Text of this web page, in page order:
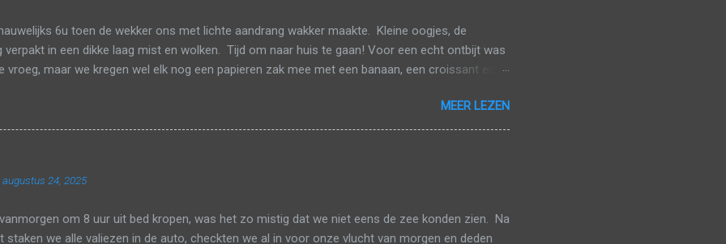
6u toen de wekker ons met lichte aandrang wakker maakte. Kleine oogjes, de
verpakt in een dikke laag mist en wolken. Tijd om naar huis te gaan! Voor een echt ontbijt was
vroeg, maar we kregen wel elk nog een papieren zak mee met een banaan, een croissant en
mee te pikken. Een laatste tankbeurt, de huurauto inleveren en dan gaan aanschuiven. De
bestaat uit één enkele terminal en er was één rij om aan te schuiven. Toen we van onze
waren verlost, gingen we nog magneten en een breiboek kopen en daarna geraakten we redelijk
veiligheidscontrole. Het zicht was gelukkig goed genoeg om op het geplande uur te
Nu ja, we hadden wel meer dan tijd genoeg in Parijs om de TGV te halen. In Brussel-Zuid
MEER LEZEN
augustus 24, 2025
om 8 uur uit bed kropen, was het zo mistig dat we niet eens de zee konden zien. Na
staken we alle valiezen in de auto, checkten we al in voor onze vlucht van morgen en deden